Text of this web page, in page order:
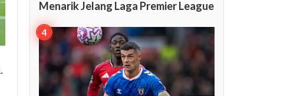
Menarik Jelang Laga Premier League